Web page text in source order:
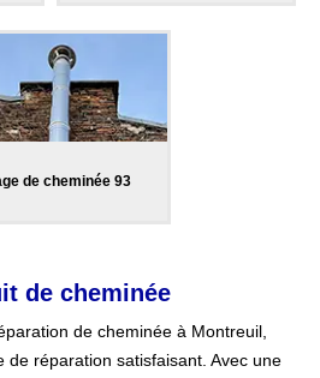
de cheminée 93
de cheminée
de cheminée à Montreuil,
de réparation satisfaisant. Avec une